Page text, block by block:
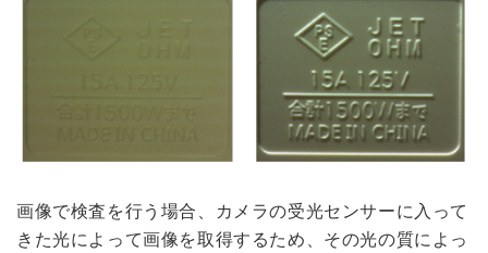
画像で検査を行う場合、カメラの受光センサーに入って
きた光によって画像を取得するため、その光の質によっ